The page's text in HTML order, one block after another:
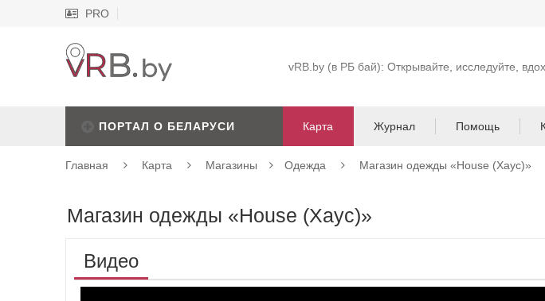
PRO
vRB.by (в РБ бай): Открывайте, исследуйте,
ПОРТАЛ О БЕЛАРУСИ Карта Журнал Помощь
Главная Карта Магазины Одежда Магазин одежды «House (Хаус)»
Магазин одежды «House (Хаус)»
Видео